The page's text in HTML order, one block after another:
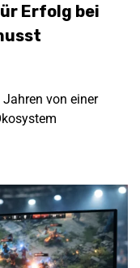
Erfolg bei
von einer